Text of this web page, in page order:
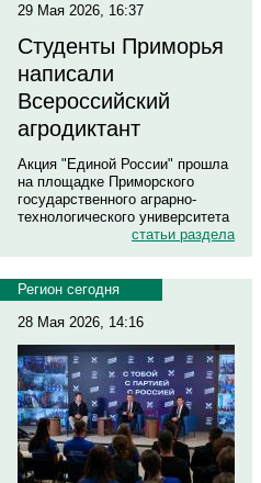
29 Мая 2026, 16:37
Студенты Приморья
написали
Всероссийский
агродиктант
Акция "Единой России" прошла
на площадке Приморского
государственного аграрно-
технологического университета
статьи раздела
Регион сегодня
28 Мая 2026, 14:16